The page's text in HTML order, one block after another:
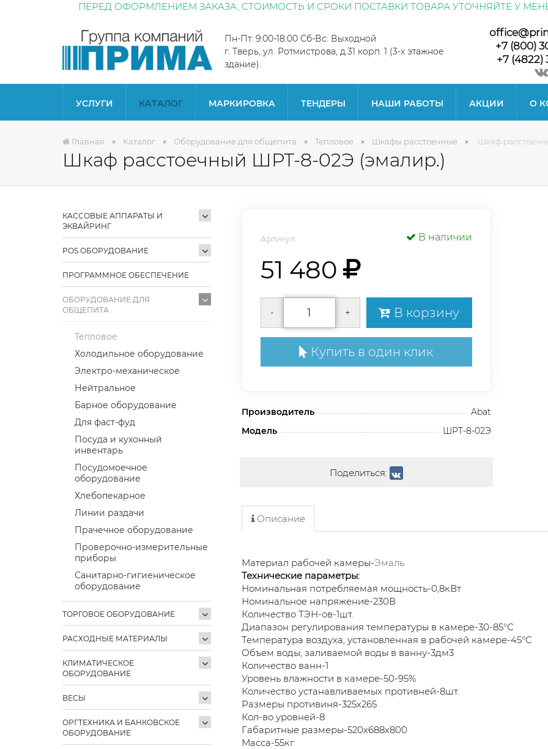
ПЕРЕД ОФОРМЛЕНИЕМ ЗАКАЗА, СТОИМОСТЬ И СРОКИ ПОСТАВКИ ТОВАРА УТОЧНЯЙТЕ У
Пн-Пт: 9:00-18:00 Сб-Вс: Выходной
г. Тверь, ул. Ротмистрова, д.31 корп. 1 (3-х этажное
здание).
+7 (800)
+7 (4822)
УСЛУГИ КАТАЛОГ МАРКИРОВКА ТЕНДЕРЫ НАШИ РАБОТЫ АКЦИИ О
Главная Каталог Оборудование для общепита Тепловое Шкафы расстоечные Шкаф
Шкаф расстоечный ШРТ-8-02Э (эмалир.)
КАССОВЫЕ АППАРАТЫ И
ЭКВАЙРИНГ
POS ОБОРУДОВАНИЕ
ПРОГРАММНОЕ ОБЕСПЕЧЕНИЕ
ОБОРУДОВАНИЕ ДЛЯ
ОБЩЕПИТА
Тепловое
Холодильное оборудование
Электро-механическое
Нейтральное
Барное оборудование
Для фаст-фуд
Посуда и кухонный
инвентарь
Посудомоечное
оборудование
Хлебопекарное
Линии раздачи
Прачечное оборудование
Проверочно-измерительные
приборы
Санитарно-гигиеническое
оборудование
ТОРГОВОЕ ОБОРУДОВАНИЕ
РАСХОДНЫЕ МАТЕРИАЛЫ
КЛИМАТИЧЕСКОЕ
ОБОРУДОВАНИЕ
ВЕСЫ
ОРГТЕХНИКА И БАНКОВСКОЕ
ОБОРУДОВАНИЕ
Артикул: В наличии
51 480
- + В корзину
Купить в один клик
Производитель
Abat
Модель
ШРТ-8-02Э
Поделиться:
Описание
Материал рабочей камеры-Эмаль
Технические параметры:
Номинальная потребляемая мощность-0,8кВт
Номинальное напряжение-230В
Количество ТЭН-ов-1шт.
Диапазон регулирования температуры в камере-30-85°С
Температура воздуха, установленная в рабочей камере-45°С
Объем воды, заливаемой воды в ванну-3дм3
Количество ванн-1
Уровень влажности в камере-50-95%
Количество устанавливаемых противней-8шт.
Размеры противиня-325х265
Кол-во уровней-8
Габаритные размеры-520х688х800
Масса-55кг